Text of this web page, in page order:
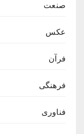
صنعت
عکس
فرآن
فرهنگی
فناوری